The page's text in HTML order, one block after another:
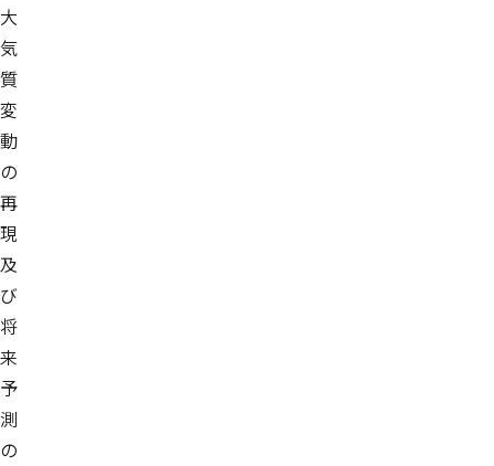
大
気
質
変
動
の
再
現
及
び
将
来
予
測
の